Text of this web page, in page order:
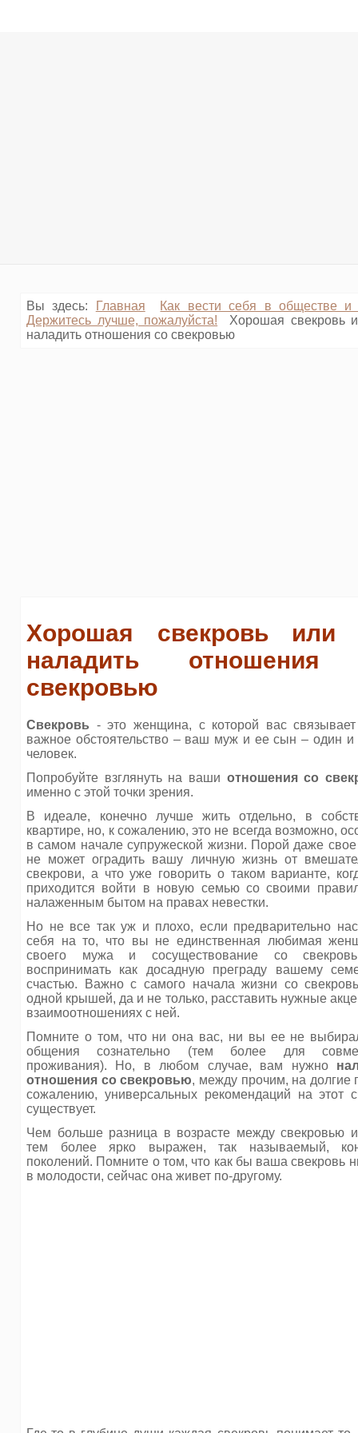
Вы здесь: Главная
Как вести себя в обществе и
Держитесь лучше, пожалуйста!
Хорошая свекровь
наладить отношения со свекровью
Хорошая свекровь или
наладить отношения
свекровью
Свекровь - это женщина, с которой вас
важное обстоятельство – ваш муж и ее сын – один и
человек.
Попробуйте взглянуть на ваши отношения со
именно с этой точки зрения.
В идеале, конечно лучше жить отдельно, в
квартире, но, к сожалению, это не всегда возможно,
в самом начале супружеской жизни. Порой даже
не может оградить вашу личную жизнь от
свекрови, а что уже говорить о таком варианте,
приходится войти в новую семью со своими
налаженным бытом на правах невестки.
Но не все так уж и плохо, если предварительно
себя на то, что вы не единственная любимая
своего мужа и сосуществование со
воспринимать как досадную преграду вашему
счастью. Важно с самого начала жизни со
одной крышей, да и не только, расставить нужные
взаимоотношениях с ней.
Помните о том, что ни она вас, ни вы ее не
общения сознательно (тем более для
проживания). Но, в любом случае, вам нужно
отношения со свекровью, между прочим, на долгие
сожалению, универсальных рекомендаций на этот
существует.
Чем больше разница в возрасте между свекровью
тем более ярко выражен, так называемый,
поколений. Помните о том, что как бы ваша свекровь
в молодости, сейчас она живет по-другому.